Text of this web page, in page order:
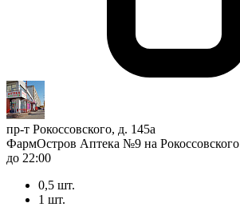
пр-т Рокоссовского, д. 145а
ФармОстров Аптека №9 на Рокоссовского
до 22:00
0,5 шт.
1 шт.